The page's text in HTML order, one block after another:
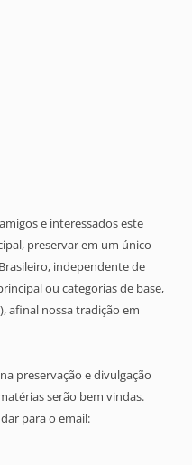
e interessados este
preservar em um único
independente de
ou categorias de base,
afinal nossa tradição em
preservação e divulgação
serão bem vindas.
para o email: